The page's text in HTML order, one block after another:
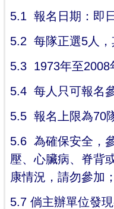
5.1 報名日期：即
5.2 每隊正選5人，
5.3 1973年至2008
5.4 每人只可報名
5.5 報名上限為70
5.6 為確保安全，
壓、心臟病、脊背
康情況，請勿參加
5.7 倘主辦單位發